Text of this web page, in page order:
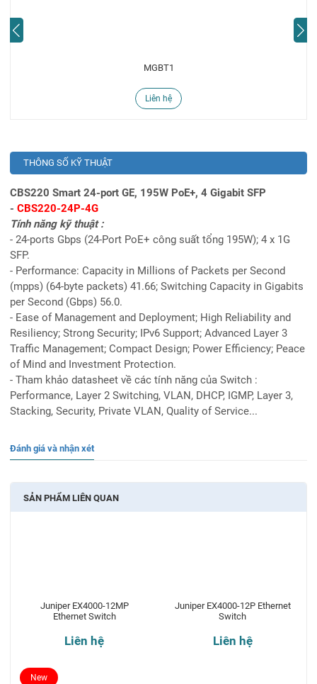
MGBT1
Liên hệ
THÔNG SỐ KỸ THUẬT
CBS220 Smart 24-port GE, 195W PoE+, 4 Gigabit SFP
-CBS220-24P-4G
Tính năng kỹ thuật :
- 24-ports Gbps (24-Port PoE+ công suất tổng 195W); 4 x 1G
SFP.
- Performance: Capacity in Millions of Packets per Second
(mpps) (64-byte packets) 41.66; Switching Capacity in Gigabits
per Second (Gbps) 56.0.
- Ease of Management and Deployment; High Reliability and
Resiliency; Strong Security; IPv6 Support; Advanced Layer 3
Traffic Management; Compact Design; Power Efficiency; Peace
of Mind and Investment Protection.
- Tham khảo datasheet về các tính năng của Switch :
Performance, Layer 2 Switching, VLAN, DHCP, IGMP, Layer 3,
Stacking, Security, Private VLAN, Quality of Service...
Đánh giá và nhận xét
SẢN PHẨM LIÊN QUAN
Juniper EX4000-12MP
Ethernet Switch
Liên hệ
Juniper EX4000-12P Ethernet
Switch
Liên hệ
New